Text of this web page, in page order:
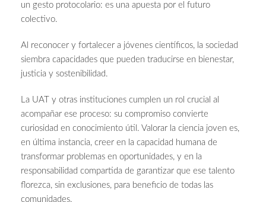
un gesto protocolario: es una apuesta por el futuro
colectivo.
Al reconocer y fortalecer a jóvenes científicos, la sociedad
siembra capacidades que pueden traducirse en bienestar,
justicia y sostenibilidad.
La UAT y otras instituciones cumplen un rol crucial al
acompañar ese proceso: su compromiso convierte
curiosidad en conocimiento útil. Valorar la ciencia joven es,
en última instancia, creer en la capacidad humana de
transformar problemas en oportunidades, y en la
responsabilidad compartida de garantizar que ese talento
florezca, sin exclusiones, para beneficio de todas las
comunidades.